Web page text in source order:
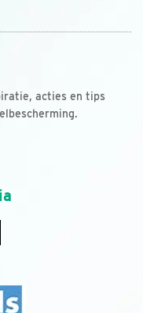
acties en tips